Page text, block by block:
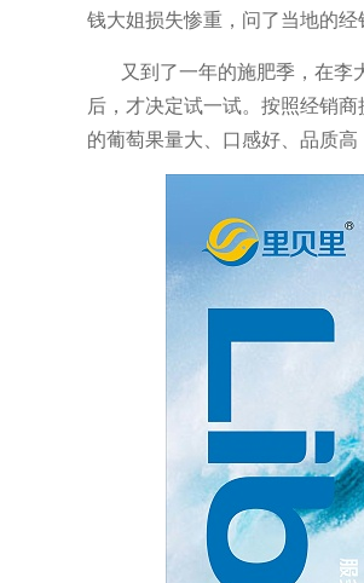
钱大姐损失惨重，问了当地的
又到了一年的施肥季，在李
后，才决定试一试。按照经销
的葡萄果量大、口感好、品质高